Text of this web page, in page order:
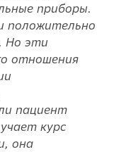
приборы.
положительно
Но эти
отношения
пациент
курс
она